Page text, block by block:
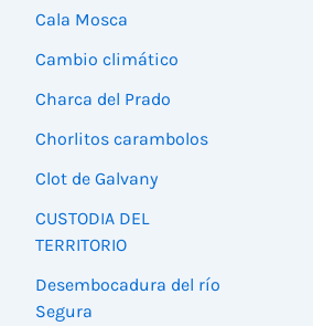
Cala Mosca
Cambio climático
Charca del Prado
Chorlitos carambolos
Clot de Galvany
CUSTODIA DEL
TERRITORIO
Desembocadura del río
Segura